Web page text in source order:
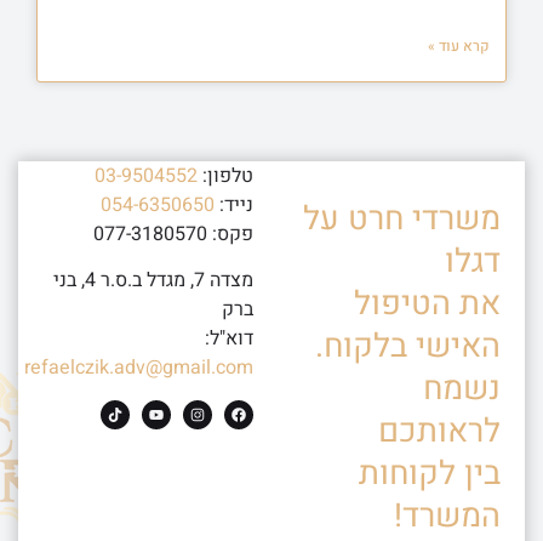
קרא עוד »
משרדי חרט על
דגלו
את הטיפול
האישי בלקוח.
נשמח
לראותכם
בין לקוחות
המשרד!
טלפון: 03-9504552
נייד: 054-6350650
פקס: 077-3180570
מצדה 7, מגדל ב.ס.ר 4, בני
ברק
דוא"ל:
refaelczik.adv@gmail.com